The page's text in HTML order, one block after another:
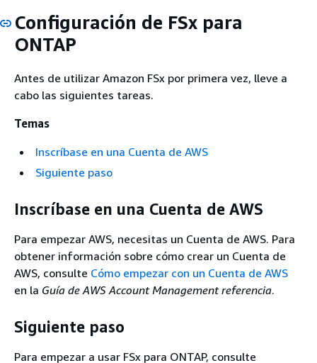
Configuración de FSx para
ONTAP
Antes de utilizar Amazon FSx por primera vez, lleve a
cabo las siguientes tareas.
Temas
Inscríbase en una Cuenta de AWS
Siguiente paso
Inscríbase en una Cuenta de AWS
Para empezar AWS, necesitas un Cuenta de AWS. Para
obtener información sobre cómo crear un Cuenta de
AWS, consulte Cómo empezar con un Cuenta de AWS
en la Guía de AWS Account Management referencia.
Siguiente paso
Para empezar a usar FSx para ONTAP, consulte